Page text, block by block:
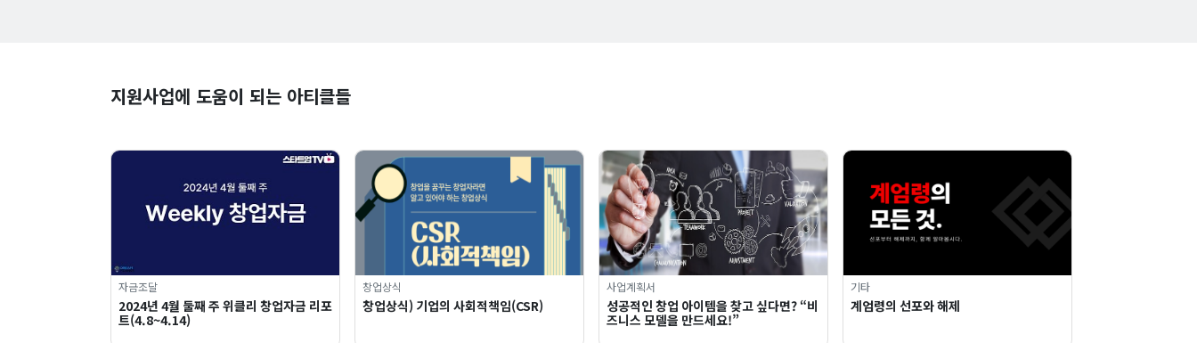
지원사업에 도움이 되는 아티클들
자금조달
2024년 4월 둘째 주 위클리 창업자금 리포
트(4.8~4.14)
창업상식
창업상식) 기업의 사회적책임(CSR)
사업계획서
성공적인 창업 아이템을 찾고 싶다면? “비
즈니스 모델을 만드세요!”
기타
계엄령의 선포와 해제